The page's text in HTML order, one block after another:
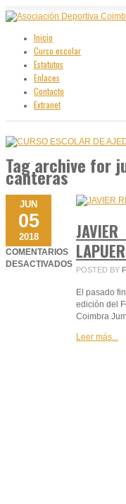
Inicio
Curso escolar
Estatutos
Enlaces
Contacto
Extranet
Tag archive for
canteras
JUN
05
2018
COMENTARIOS
DESACTIVADOS
POSTED BY
El pasado
edición del
Coimbra
Leer más...